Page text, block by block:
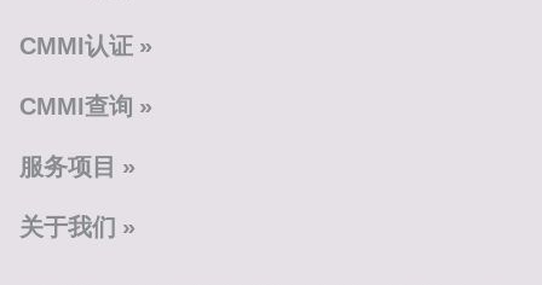
CMMI认证
CMMI查询
服务项目
关于我们